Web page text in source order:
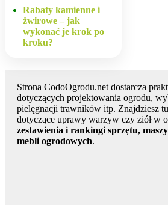
Rabaty kamienne i
żwirowe – jak
wykonać je krok po
kroku?
Strona CodoOgrodu.net dostarcza
dotyczących projektowania ogrodu,
pielęgnacji trawników itp. Znajdziesz
dotyczące uprawy warzyw czy ziół w
zestawienia i rankingi sprzętu,
mebli ogrodowych.